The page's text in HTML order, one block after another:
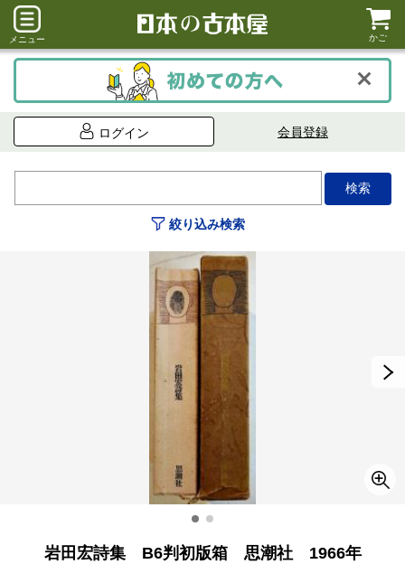
メニュー かご
ログイン 会員登録
絞り込み検索
岩田宏詩集 B6判初版箱 思潮社 1966年